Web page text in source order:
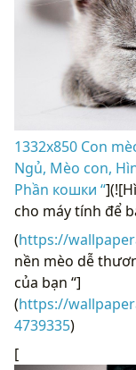
1332x850 Con
Ngủ, Mèo con,
Phần кошки “
cho máy tính để
(https://
nền mèo dễ
của bạn “]
(https://
4739335)
[